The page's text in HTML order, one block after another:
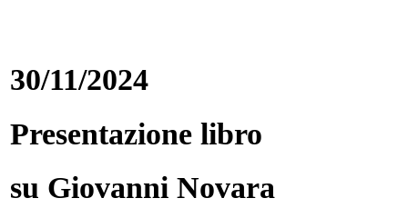
30/11/2024
Presentazione libro
su Giovanni Novara